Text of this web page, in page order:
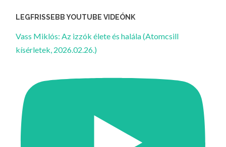
LEGFRISSEBB YOUTUBE VIDEÓNK
Vass Miklós: Az izzók élete és halála (Atomcsill
kísérletek, 2026.02.26.)